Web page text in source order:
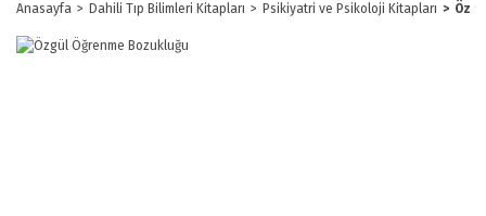
Anasayfa Dahili Tıp Bilimleri Kitapları Psikiyatri ve Psikoloji Kitapları